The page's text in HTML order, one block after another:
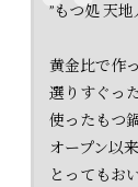
”もつ処 天
黄金比で作
選りすぐっ
使ったもつ
オープン以
とってもお